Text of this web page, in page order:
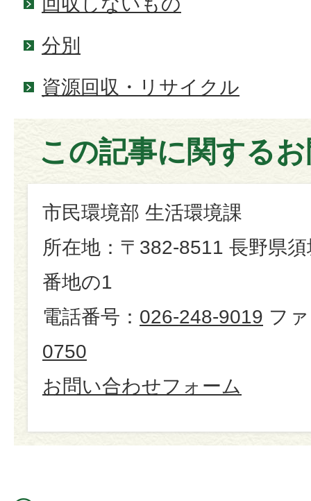
分別
資源回収・リサイクル
この記事に関する
市民環境部 生活環境課
所在地：〒382-8511 長野県
番地の1
電話番号： 026-248-9019 フ
0750
お問い合わせフォーム